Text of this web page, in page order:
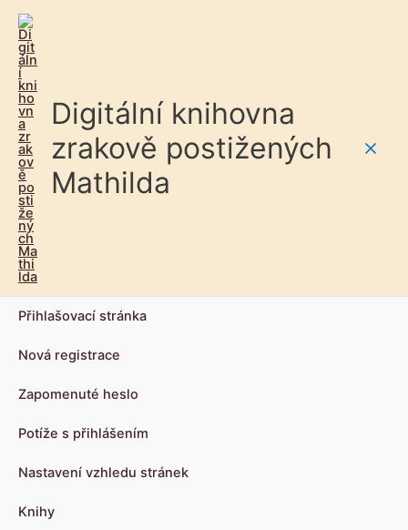
Digitální knihovna
zrakově postižených
Mathilda
Přihlašovací stránka
Nová registrace
Zapomenuté heslo
Potíže s přihlášením
Nastavení vzhledu stránek
Knihy